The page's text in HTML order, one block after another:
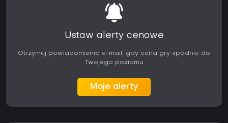
Ustaw alerty cenowe
Otrzymuj powiadomienia e-mail, gdy cena gry spadnie do
Twojego poziomu
Moje alerty